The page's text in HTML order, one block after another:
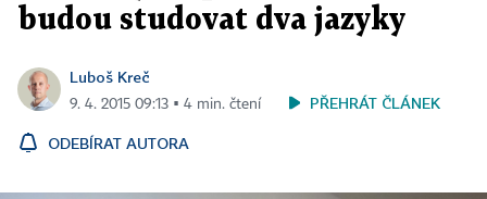
budou studovat dva jazyky
Luboš Kreč
9. 4. 2015 09:13 ▪ 4 min. čtení PŘEHRÁT ČLÁNEK
ODEBÍRAT AUTORA